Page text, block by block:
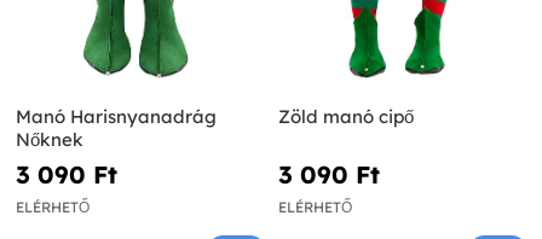
Manó Harisnyanadrág
Nőknek
3 090 Ft‎
ELÉRHETŐ
Zöld manó cipő
3 090 Ft‎
ELÉRHETŐ